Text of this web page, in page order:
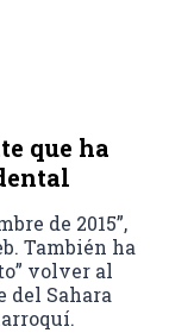
que ha
de 2015”,
También ha
volver al
del Sahara